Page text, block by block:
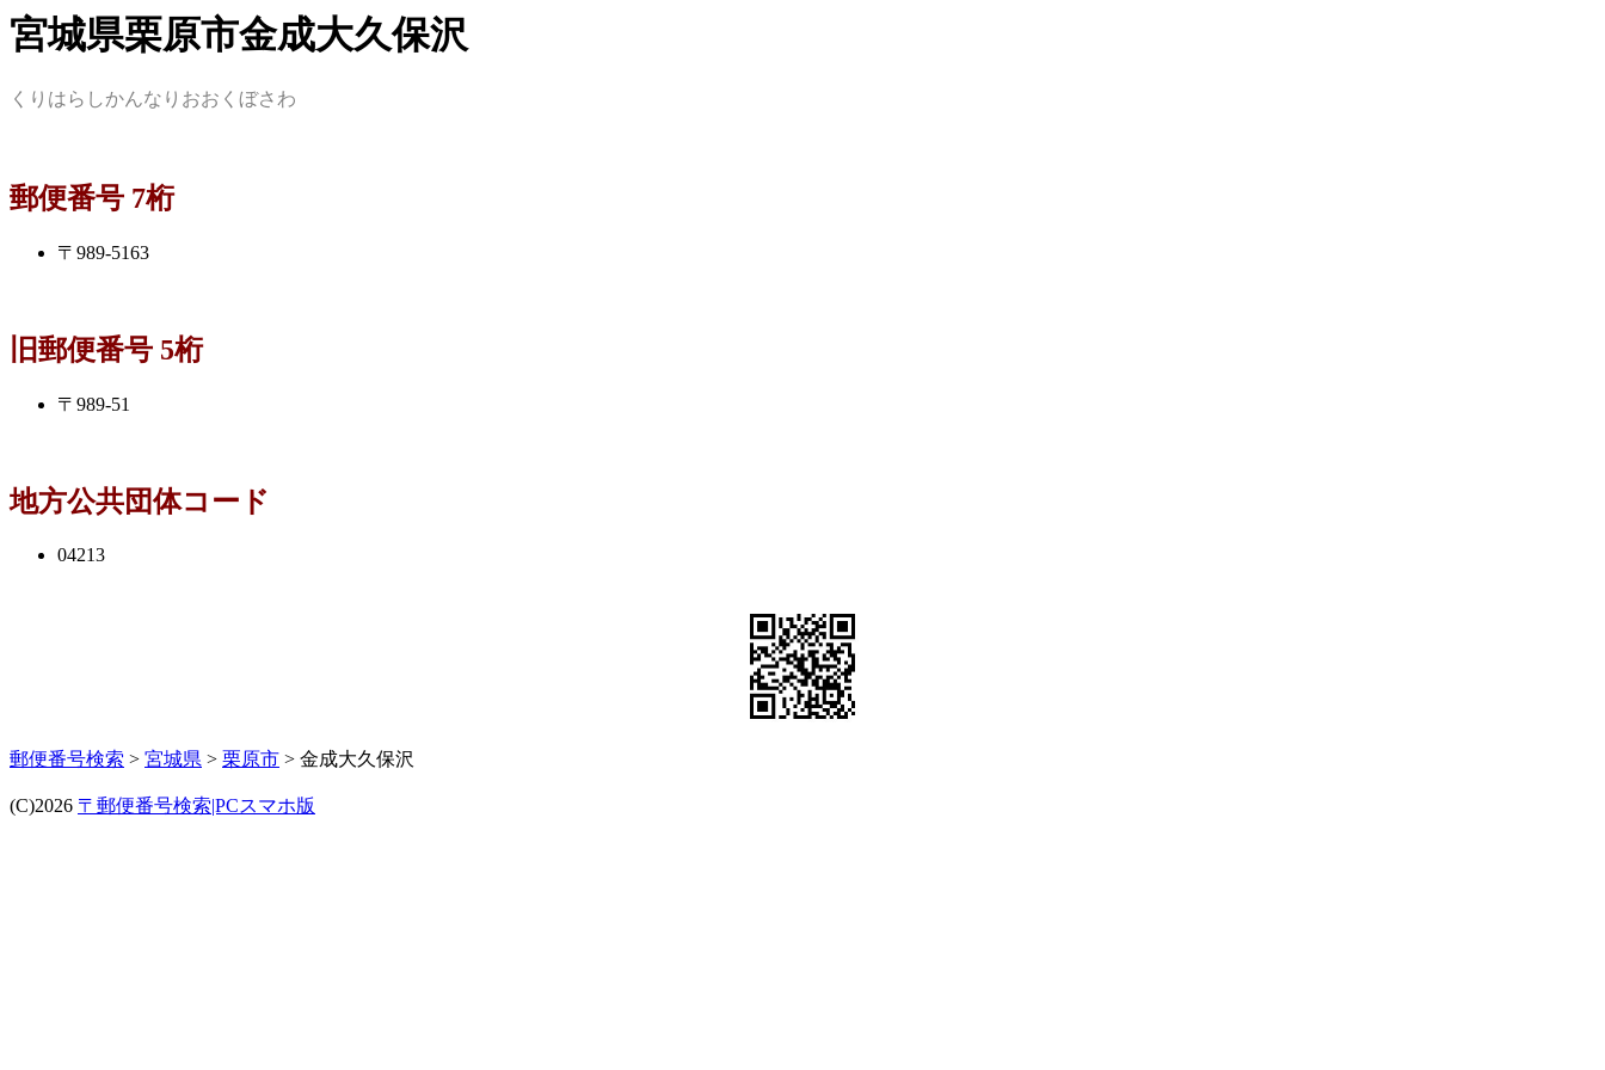
宮城県栗原市金成大久保沢
くりはらしかんなりおおくぼさわ
郵便番号 7桁
〒989-5163
旧郵便番号 5桁
〒989-51
地方公共団体コード
04213
郵便番号検索 > 宮城県 > 栗原市 > 金成大久保沢
(C)2026 〒郵便番号検索|PCスマホ版